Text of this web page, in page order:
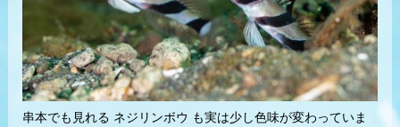
串本でも見れる ネジリンボウ も実は少し色味が変わっていま